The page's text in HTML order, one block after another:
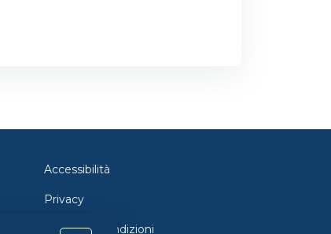
Accessibilità
Privacy
Termini e Condizioni